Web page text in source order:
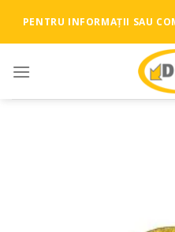
content
PENTRU INFORMAȚII SAU